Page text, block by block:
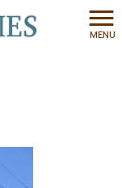
MENU